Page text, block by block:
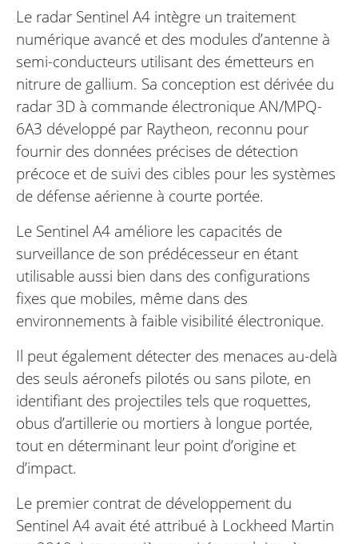
Le radar Sentinel A4 intègre un traitement
numérique avancé et des modules d’antenne à
semi-conducteurs utilisant des émetteurs en
nitrure de gallium. Sa conception est dérivée du
radar 3D à commande électronique AN/MPQ-
6A3 développé par Raytheon, reconnu pour
fournir des données précises de détection
précoce et de suivi des cibles pour les systèmes
de défense aérienne à courte portée.
Le Sentinel A4 améliore les capacités de
surveillance de son prédécesseur en étant
utilisable aussi bien dans des configurations
fixes que mobiles, même dans des
environnements à faible visibilité électronique.
Il peut également détecter des menaces au-delà
des seuls aéronefs pilotés ou sans pilote, en
identifiant des projectiles tels que roquettes,
obus d’artillerie ou mortiers à longue portée,
tout en déterminant leur point d’origine et
d’impact.
Le premier contrat de développement du
Sentinel A4 avait été attribué à Lockheed Martin